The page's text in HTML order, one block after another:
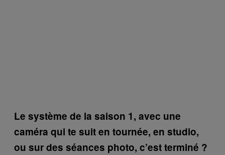
Le système de la saison 1, avec une
caméra qui te suit en tournée, en studio,
ou sur des séances photo, c’est terminé ?